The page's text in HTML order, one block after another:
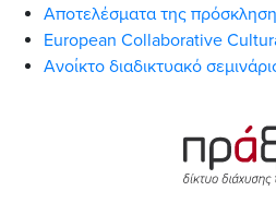
Αποτελέσματα της
European Collaborative
Ανοίκτο διαδικτυακό